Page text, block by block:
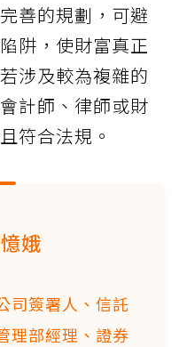
善的規劃，可避
阱，使財富真正
涉及較為複雜的
計師、律師或財
符合法規。
娥
司簽署人、信託
理部經理、證券